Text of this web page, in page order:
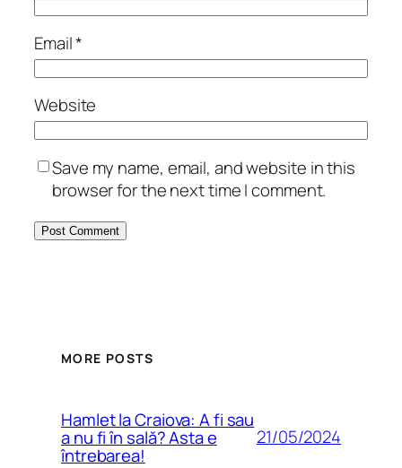
Email*
Website
Save my name, email, and website in this
browser for the next time I comment.
MORE POSTS
Hamlet la Craiova: A fi sau
a nu fi în sală? Asta e
întrebarea!
21/05/2024